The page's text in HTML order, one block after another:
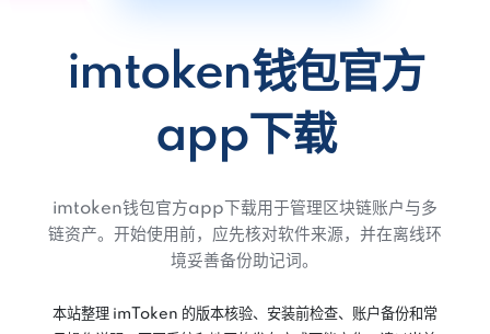
imtoken钱包官方
app下载
imtoken钱包官方app下载用于管理区块链账户与多
链资产。开始使用前，应先核对软件来源，并在离线环
境妥善备份助记词。
本站整理 imToken 的版本核验、安装前检查、账户备份和常